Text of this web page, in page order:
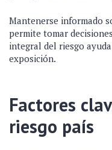
Mantenerse informado
permite tomar
integral del riesgo
exposición.
Factores
riesgo país